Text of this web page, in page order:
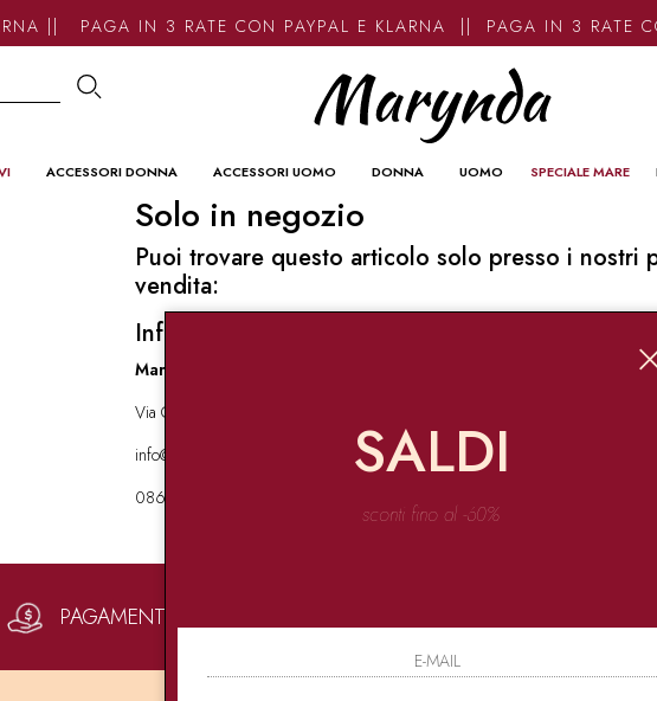
|| PAGA IN 3 RATE CON PAYPAL E KLARNA || PAGA IN 3 RATE
ACCESSORI DONNA ACCESSORI UOMO DONNA UOMO SPECIALE MARE
Solo in negozio
Puoi trovare questo articolo solo presso i nostri
vendita:
Info contatti
Marynda
Via Garibaldi 136 67051 Avezzano
info@marynda.com
08631871946
PAGAMENTI SICURI
SALDI
sconti fino al -60%